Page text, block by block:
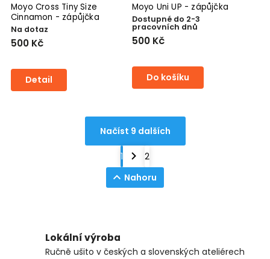
Moyo Cross Tiny Size
Cinnamon - zápůjčka
Na dotaz
500 Kč
Detail
Moyo Uni UP - zápůjčka
Dostupné do 2-3
pracovních dnů
500 Kč
Do košíku
Načíst 9 dalších
1
2
Nahoru
Lokální výroba
Ručně ušito v českých a slovenských ateliérech